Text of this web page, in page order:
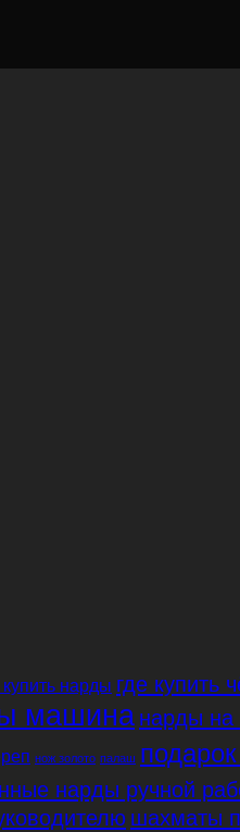
купить нарды где купить
машина нарды на
нож золото палаш
нарды ручной
шахматы